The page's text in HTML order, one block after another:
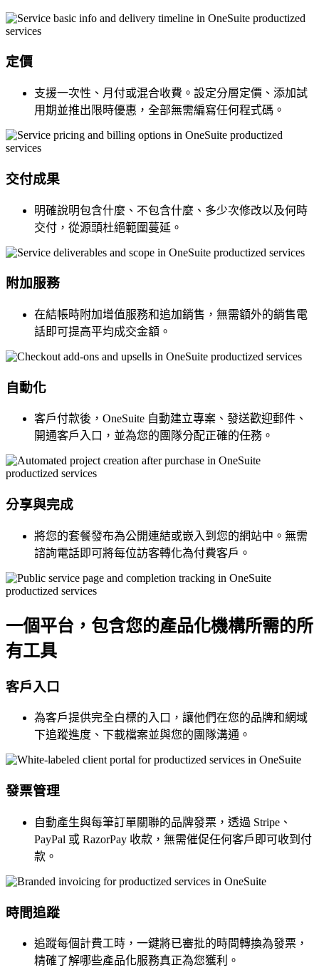
定價
支援一次性、月付或混合收費。設定分層定價、添加試
用期並推出限時優惠，全部無需編寫任何程式碼。
交付成果
明確說明包含什麼、不包含什麼、多少次修改以及何時
交付，從源頭杜絕範圍蔓延。
附加服務
在結帳時附加增值服務和追加銷售，無需額外的銷售電
話即可提高平均成交金額。
自動化
客戶付款後，OneSuite 自動建立專案、發送歡迎郵件、
開通客戶入口，並為您的團隊分配正確的任務。
分享與完成
將您的套餐發布為公開連結或嵌入到您的網站中。無需
諮詢電話即可將每位訪客轉化為付費客戶。
一個平台，包含您的產品化機構所需的所
有工具
客戶入口
為客戶提供完全白標的入口，讓他們在您的品牌和網域
下追蹤進度、下載檔案並與您的團隊溝通。
發票管理
自動產生與每筆訂單關聯的品牌發票，透過 Stripe、
PayPal 或 RazorPay 收款，無需催促任何客戶即可收到付
款。
時間追蹤
追蹤每個計費工時，一鍵將已審批的時間轉換為發票，
精確了解哪些產品化服務真正為您獲利。